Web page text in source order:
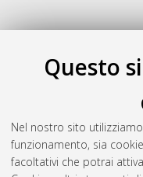
Questo
Nel nostro sito
funzionamento, sia
facoltativi che potrai
35
Valorosi, Filippo (2023)
innovative graphene-
Alma Mater Studiorum
ricerca inChimica, 35
10.48676/unibo/